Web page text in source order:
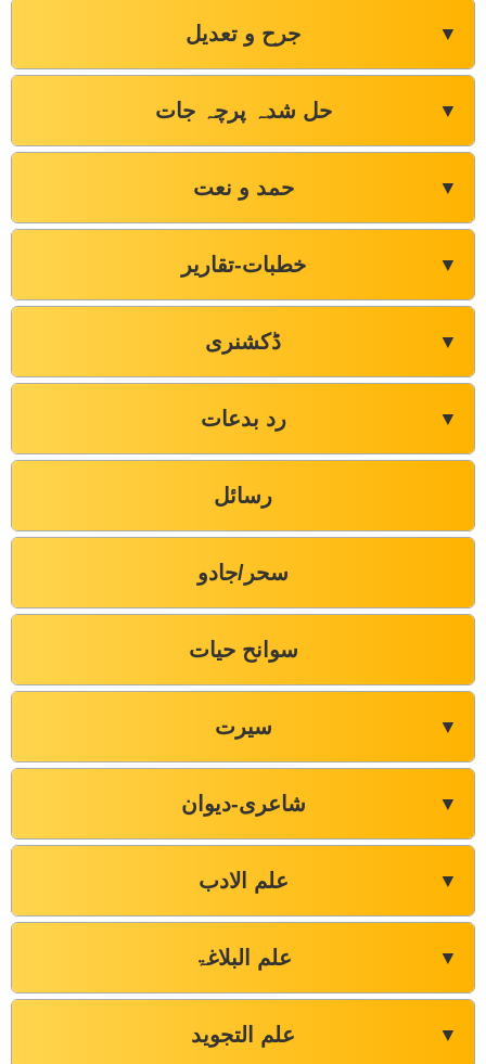
جرح و تعدیل ▼
حل شدہ پرچہ جات ▼
حمد و نعت ▼
خطبات-تقاریر ▼
ڈکشنری ▼
رد بدعات ▼
رسائل
سحر/جادو
سوانح حیات
سیرت ▼
شاعری-دیوان ▼
علم الادب ▼
علم البلاغۃ ▼
علم التجوید ▼